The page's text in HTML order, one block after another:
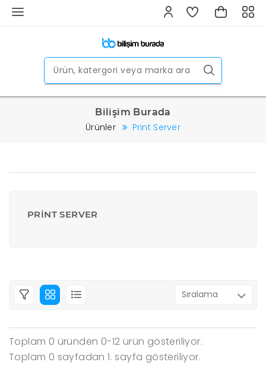
Bilişim Burada
Ürünler Print Server
PRINT SERVER
Toplam 0 üründen 0-12 ürün gösteriliyor.
Toplam 0 sayfadan 1. sayfa gösteriliyor.